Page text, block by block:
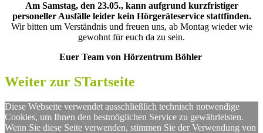
Am Samstag, den 23.05., kann aufgrund kurzfristiger
personeller Ausfälle leider kein Hörgeräteservice stattfinden.
Wir bitten um Verständnis und freuen uns, ab Montag wieder wie
gewohnt für euch da zu sein.
Euer Team von Hörzentrum Böhler
Weiter zur STartseite
Diese Webseite verwendet ausschließlich technisch notwendige
Cookies, um Ihnen den bestmöglichen Service zu gewährleisten.
Wenn Sie diese Seite verwenden, stimmen Sie der Verwendung von